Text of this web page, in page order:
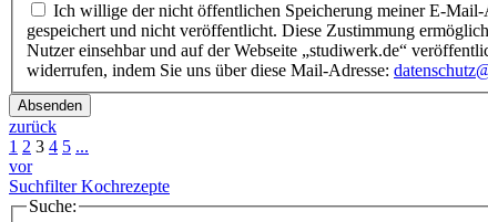
Ich willige der nicht öffentlichen Speicherung meiner E-Mail-Adresse und der Veröffentlichung eines
gespeichert und nicht veröffentlicht. Diese Zustimmung
Nutzer einsehbar und auf der Webseite „studiwerk.de“
widerrufen, indem Sie uns über diese Mail-Adresse:
Absenden
zurück
1 2 3 4 5 ...
vor
Suchfilter Kochrezepte
Suche: